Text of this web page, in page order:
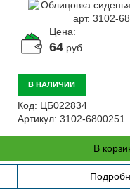
Цена:
64 руб.
В НАЛИЧИИ
Код: ЦБ022834
Артикул: 3102-6800251
В